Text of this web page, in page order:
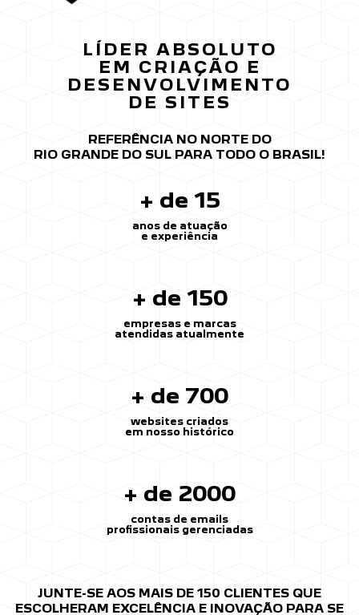
LÍDER ABSOLUTO
EM CRIAÇÃO E
DESENVOLVIMENTO
DE SITES
REFERÊNCIA NO NORTE DO
RIO GRANDE DO SUL PARA TODO O BRASIL!
+ de 15
anos de atuação
e experiência
+ de 150
empresas e marcas
atendidas atualmente
+ de 700
websites criados
em nosso histórico
+ de 2000
contas de emails
profissionais gerenciadas
JUNTE-SE AOS MAIS DE 150 CLIENTES QUE
ESCOLHERAM EXCELÊNCIA E INOVAÇÃO PARA SE